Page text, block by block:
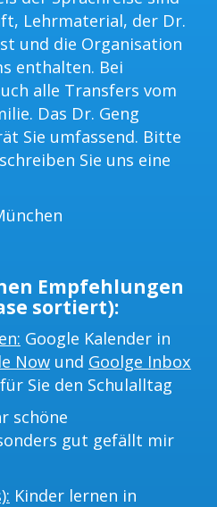
Lehrmaterial, der Dr.
und die Organisation
enthalten. Bei
alle Transfers vom
Das Dr. Geng
Sie umfassend. Bitte
Sie uns eine
Empfehlungen
sortiert):
Google Kalender in
Now und Goolge Inbox
Sie den Schulalltag
schöne
gut gefällt mir
Kinder lernen in